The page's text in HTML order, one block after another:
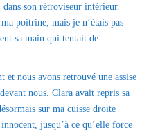
son rétroviseur intérieur.
poitrine, mais je n’étais pas
sa main qui tentait de
nous avons retrouvé une assise
nous. Clara avait repris sa
sur ma cuisse droite
jusqu’à ce qu’elle force